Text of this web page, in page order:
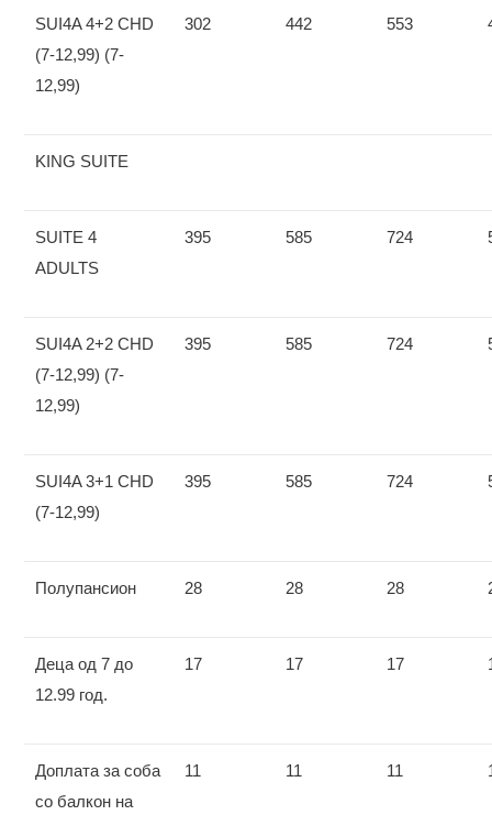
SUI4A 4+2 CHD
(7-12,99) (7-
12,99)
302 442 553
KING SUITE
SUITE 4
ADULTS
395 585 724
SUI4A 2+2 CHD
(7-12,99) (7-
12,99)
395 585 724
SUI4A 3+1 CHD
(7-12,99)
395 585 724
Полупансион 28 28 28
Деца од 7 до
12.99 год.
17 17 17
Доплата за соба
со балкон на
11 11 11